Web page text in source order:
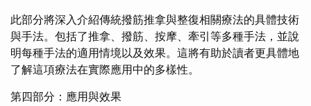
此部分將深入介紹傳統撥筋推拿與整復相關療法的具體技術
與手法。包括了推拿、撥筋、按摩、牽引等多種手法，並說
明每種手法的適用情境以及效果。這將有助於讀者更具體地
了解這項療法在實際應用中的多樣性。
第四部分：應用與效果